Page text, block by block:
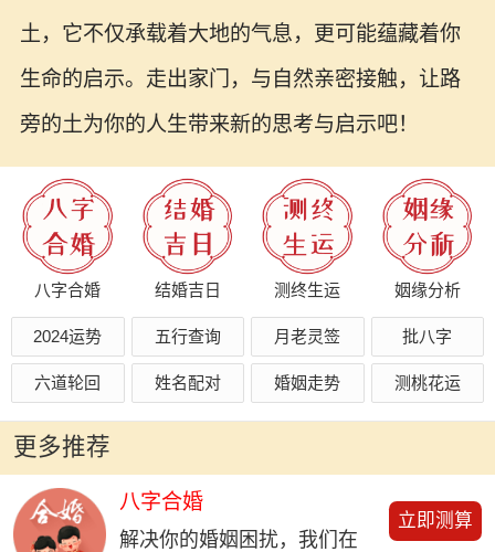
土，它不仅承载着大地的气息，更可能蕴藏着你
生命的启示。走出家门，与自然亲密接触，让路
旁的土为你的人生带来新的思考与启示吧！
八字合婚 结婚吉日 测终生运 姻缘分析
2024运势 五行查询 月老灵签 批八字
六道轮回 姓名配对 婚姻走势 测桃花运
更多推荐
八字合婚
解决你的婚姻困扰，我们在
立即测算